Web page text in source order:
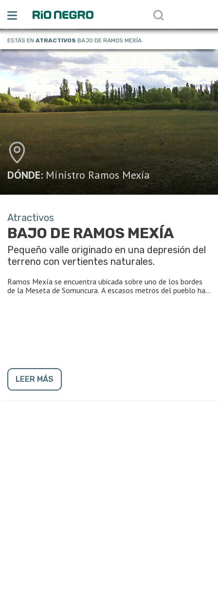
ESTÁS EN ATRACTIVOS BAJO DE RAMOS MEXÍA
DÓNDE: Ministro Ramos Mexía
Atractivos
BAJO DE RAMOS MEXÍA
Pequeño valle originado en una depresión del
terreno con vertientes naturales.
Ramos Mexía se encuentra ubicada sobre uno de los bordes
de la Meseta de Somuncura. A escasos metros del pueblo hay
LEER MÁS